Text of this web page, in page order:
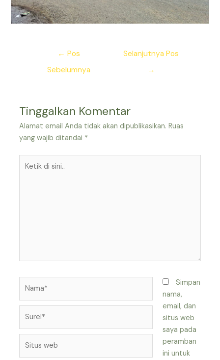
← Pos
Sebelumnya
Selanjutnya Pos
→
Tinggalkan Komentar
Alamat email Anda tidak akan dipublikasikan. Ruas
yang wajib ditandai *
web
Simpan
nama,
email, dan
situs web
saya pada
peramban
ini untuk